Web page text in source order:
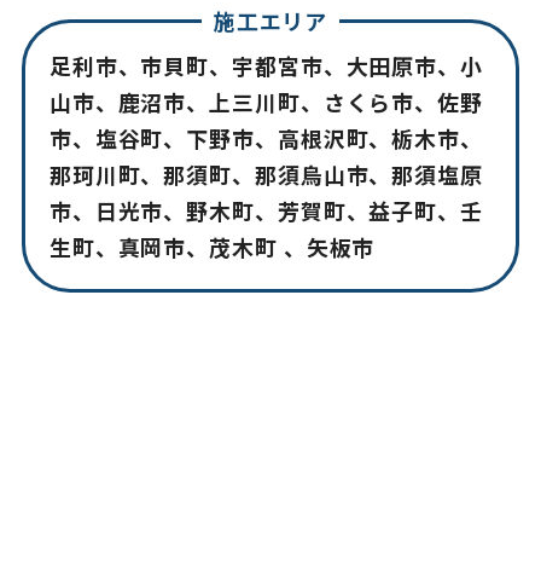
2023年1月
(3)
2022年11月(2)
2022年10月(5)
2022年9月(3)
2022年7月 (3)
施工エリア
足利市、市貝町、宇都宮市、大田原市、小
山市、鹿沼市、上三川町、さくら市、佐野
市、塩谷町、下野市、高根沢町、栃木市、
那珂川町、那須町、那須烏山市、那須塩原
市、日光市、野木町、芳賀町、益子町、壬
生町、真岡市、茂木町 、矢板市